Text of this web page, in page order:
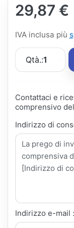
29,87 €
IVA inclusa più
Qtà.:1
Contattaci e
comprensivo
Indirizzo di
Indirizzo e-mail :